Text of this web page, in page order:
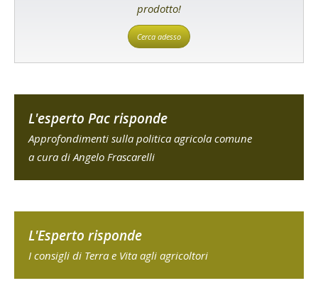
prodotto!
Cerca adesso
L'esperto Pac risponde
Approfondimenti sulla politica agricola comune
a cura di Angelo Frascarelli
L'Esperto risponde
I consigli di Terra e Vita agli agricoltori